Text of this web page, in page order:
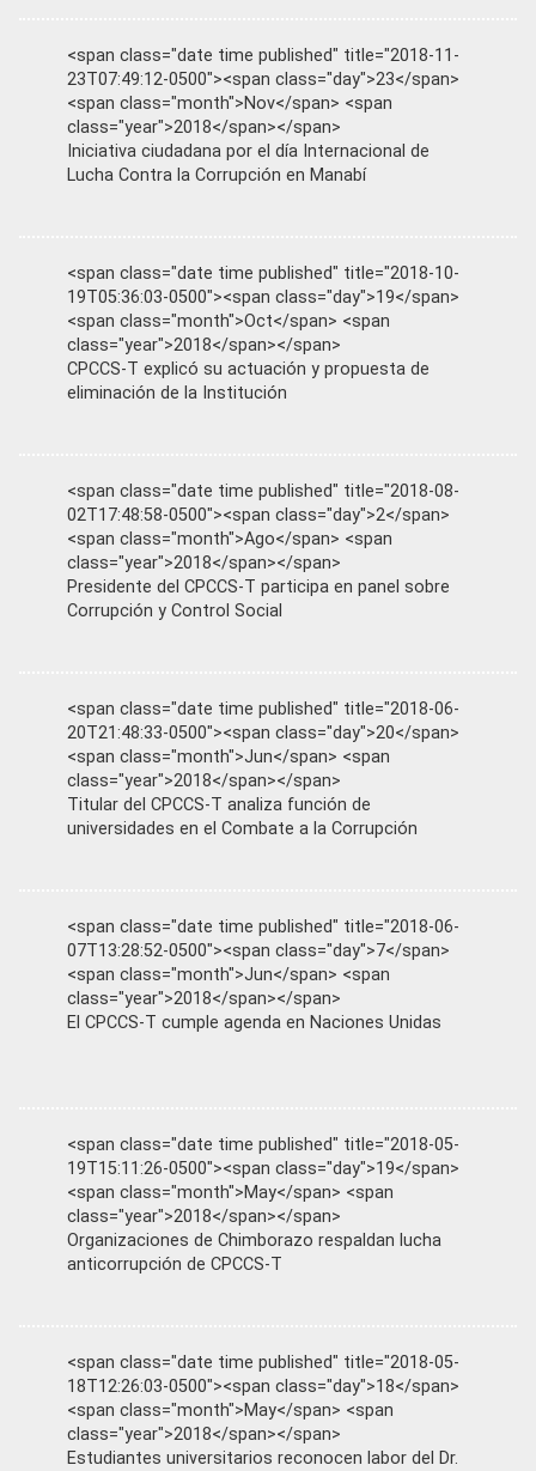
<span class="date time published" title="2018-11-
23T07:49:12-0500"><span class="day">23</span>
<span class="month">Nov</span> <span
class="year">2018</span></span>
Iniciativa ciudadana por el día Internacional de
Lucha Contra la Corrupción en Manabí
<span class="date time published" title="2018-10-
19T05:36:03-0500"><span class="day">19</span>
<span class="month">Oct</span> <span
class="year">2018</span></span>
CPCCS-T explicó su actuación y propuesta de
eliminación de la Institución
<span class="date time published" title="2018-08-
02T17:48:58-0500"><span class="day">2</span>
<span class="month">Ago</span> <span
class="year">2018</span></span>
Presidente del CPCCS-T participa en panel sobre
Corrupción y Control Social
<span class="date time published" title="2018-06-
20T21:48:33-0500"><span class="day">20</span>
<span class="month">Jun</span> <span
class="year">2018</span></span>
Titular del CPCCS-T analiza función de
universidades en el Combate a la Corrupción
<span class="date time published" title="2018-06-
07T13:28:52-0500"><span class="day">7</span>
<span class="month">Jun</span> <span
class="year">2018</span></span>
El CPCCS-T cumple agenda en Naciones Unidas
<span class="date time published" title="2018-05-
19T15:11:26-0500"><span class="day">19</span>
<span class="month">May</span> <span
class="year">2018</span></span>
Organizaciones de Chimborazo respaldan lucha
anticorrupción de CPCCS-T
<span class="date time published" title="2018-05-
18T12:26:03-0500"><span class="day">18</span>
<span class="month">May</span> <span
class="year">2018</span></span>
Estudiantes universitarios reconocen labor del Dr.